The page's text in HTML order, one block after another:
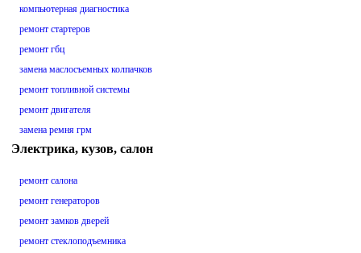
компьютерная диагностика
ремонт стартеров
ремонт гбц
замена маслосъемных колпачков
ремонт топливной системы
ремонт двигателя
замена ремня грм
Электрика, кузов, салон
ремонт салона
ремонт генераторов
ремонт замков дверей
ремонт стеклоподъемника